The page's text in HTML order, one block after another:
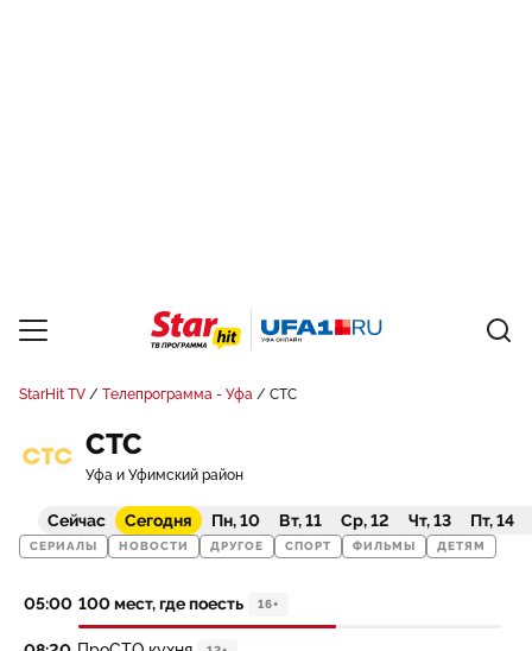
StarHit TV Телепрограмма - Уфа СТС
СТС
Уфа и Уфимский район
Сейчас Сегодня Пн, 10 Вт, 11 Ср, 12 Чт, 13 Пт, 14
СЕРИАЛЫ НОВОСТИ ДРУГОЕ СПОРТ ФИЛЬМЫ ДЕТЯМ
05:00 100 мест, где поесть 16+